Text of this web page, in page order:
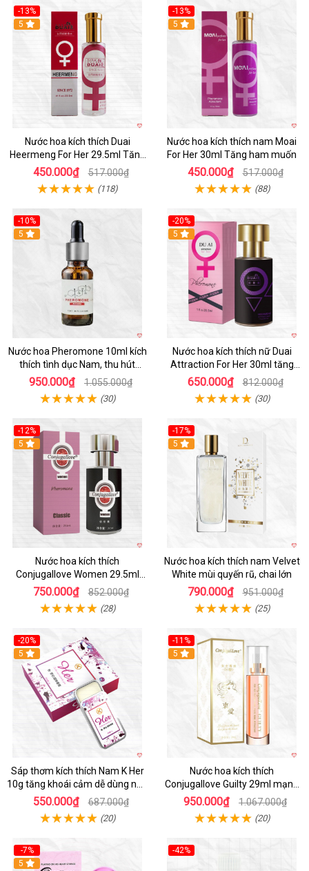
-13%
Hot
5
Nước hoa kích thích Duai
Heermeng For Her 29.5ml Tăng
hưng phấn
450.000₫ 517.000₫
(118)
-13%
Hot
5
Nước hoa kích thích nam Moai
For Her 30ml Tăng ham muốn
450.000₫ 517.000₫
(88)
-10%
5
Nước hoa Pheromone 10ml kích
thích tình dục Nam, thu hút
mạnh
950.000₫ 1.055.000₫
(30)
-20%
5
Nước hoa kích thích nữ Duai
Attraction For Her 30ml tăng
ham muốn nữ
650.000₫ 812.000₫
(30)
-12%
5
Nước hoa kích thích
Conjugallove Women 29.5ml
tăng ham muốn quyến rũ mãnh
liệt
750.000₫ 852.000₫
(28)
-17%
5
Nước hoa kích thích nam Velvet
White mùi quyến rũ, chai lớn
790.000₫ 951.000₫
(25)
-20%
5
Sáp thơm kích thích Nam K Her
10g tăng khoái cảm dễ dùng nhỏ
gọn
550.000₫ 687.000₫
(20)
-11%
5
Nước hoa kích thích
Conjugallove Guilty 29ml mạnh
mẽ quyến rũ
950.000₫ 1.067.000₫
(20)
-7%
5
-42%